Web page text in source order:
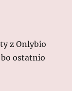
z Onlybio
ostatnio